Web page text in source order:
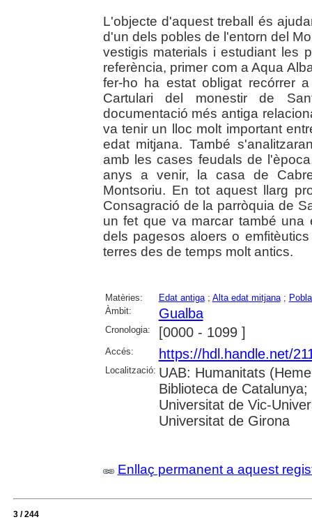
L'objecte d'aquest treball és
d'un dels pobles de l'entorn del
vestigis materials i estudiant les
referència, primer com a Aqua
fer-ho ha estat obligat recórrer
Cartulari del monestir de
documentació més antiga
va tenir un lloc molt important
edat mitjana. També
amb les cases feudals de
anys a venir, la casa de
Montsoriu. En tot aquest llarg
Consagració de la parròquia de
un fet que va marcar també
dels pagesos aloers o
terres des de temps molt antics.
Matèries: Edat antiga; Alta edat mitjana;
Àmbit:
Gualba
Cronologia: [0000 - 1099 ]
Accés: https://hdl.handle.net/
Localització: UAB: Humanitats
Biblioteca de
Universitat de Vic-
Universitat de Girona
Enllaç permanent a aquest
3 / 244